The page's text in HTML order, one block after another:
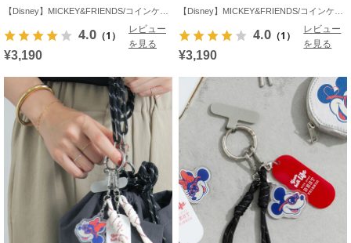
4.0 （1）
レビュー
を見る
¥3,190
4.0 （1）
レビュー
を見る
¥3,190
お気に入り